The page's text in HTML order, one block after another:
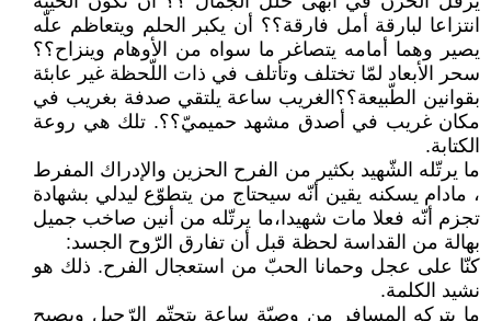
انتزاعا لبارقة أمل فارقة؟؟ أن يكبر الحلم ويتعاظم علّه
يصير وهما أمامه يتصاغر ما سواه من الأوهام وينزاح؟؟
سحر الأبعاد لمّا تختلف وتأتلف في ذات اللّحظة غير عابئة
بقوانين الطّبيعة؟؟الغريب ساعة يلتقي صدفة بغريب في
مكان غريب في أصدق مشهد حميميّ؟؟. تلك هي روعة
الكتابة.
ما يرتّله الشّهيد بكثير من الفرح الحزين والإدراك المفرط
، مادام يسكنه يقين أنّه سيحتاج من يتطوّع ليدلي بشهادة
تجزم أنّه فعلا مات شهيدا،ما يرتّله من أنين صاخب جميل
بهالة من القداسة لحظة قبل أن تفارق الرّوح الجسد:
كنّا على عجل وحمانا الحبّ من استعجال الفرح. ذلك هو
نشيد الكلمة.
ما يتركه المسافر من وصيّة ساعة يتحتّم الرّحيل ويصبح